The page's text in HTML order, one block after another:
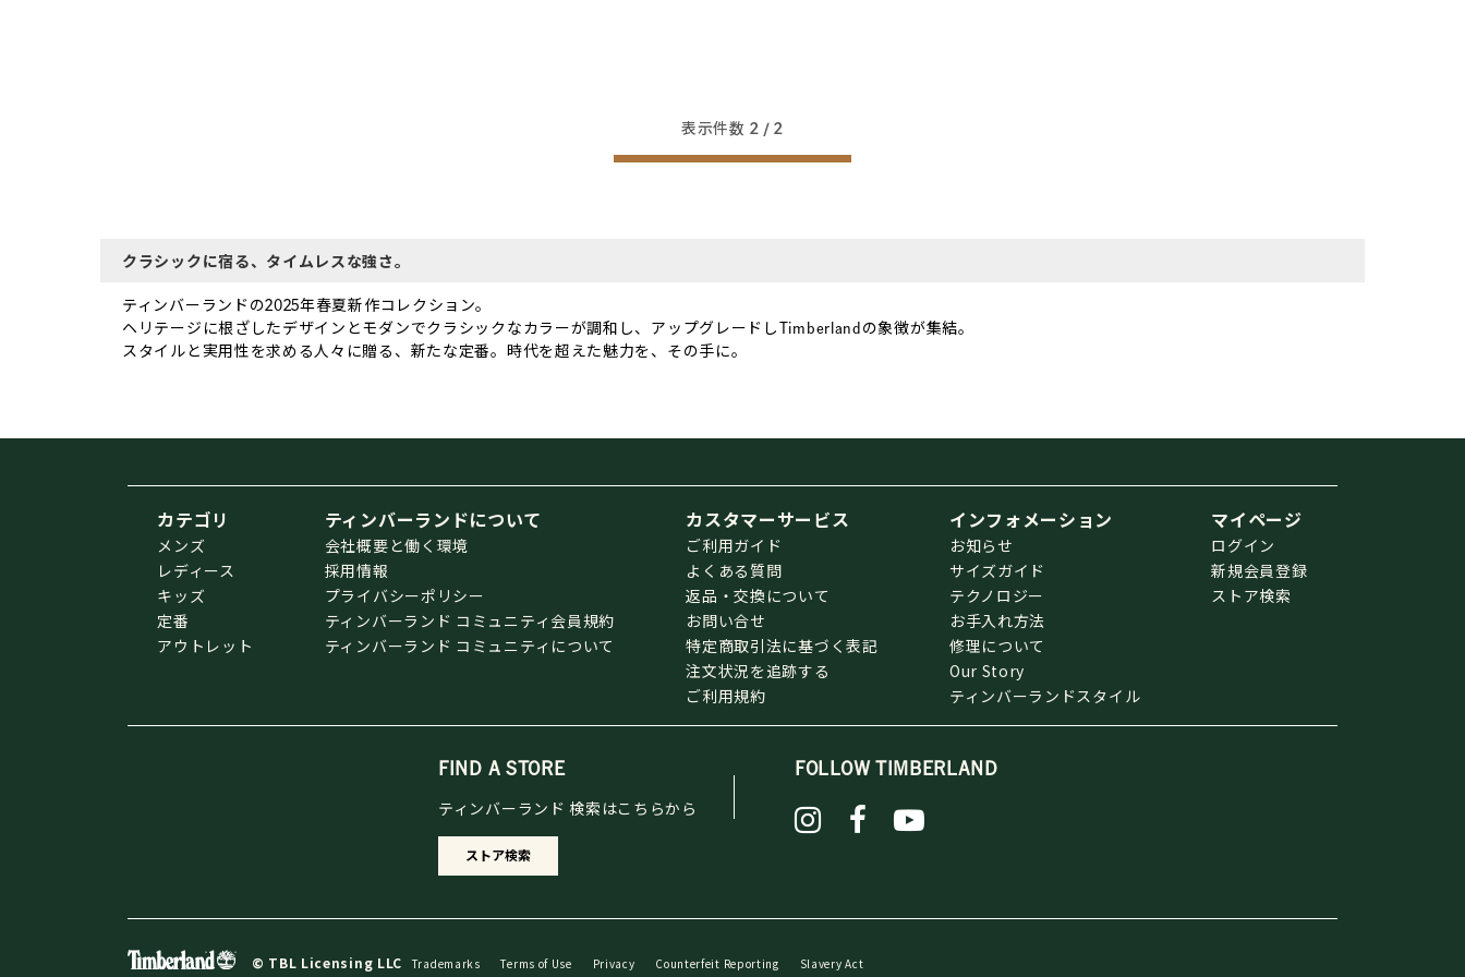
表示件数 2 / 2
クラシックに宿る、タイムレスな強さ。
ティンバーランドの2025年春夏新作コレクション。
ヘリテージに根ざしたデザインとモダンでクラシックなカラーが調和し、アップグレードしTimberlandの象徴が集結。
スタイルと実用性を求める人々に贈る、新たな定番。時代を超えた魅力を、その手に。
カテゴリ
メンズ
レディース
キッズ
定番
アウトレット
ティンバーランドについて
会社概要と働く環境
採用情報
プライバシーポリシー
ティンバーランド コミュニティ会員規約
ティンバーランド コミュニティについて
カスタマーサービス
ご利用ガイド
よくある質問
返品・交換について
お問い合せ
特定商取引法に基づく表記
注文状況を追跡する
ご利用規約
インフォメーション
お知らせ
サイズガイド
テクノロジー
お手入れ方法
修理について
Our Story
ティンバーランドスタイル
マイページ
ログイン
新規会員登録
ストア検索
FIND A STORE
ティンバーランド 検索はこちらから
ストア検索
FOLLOW TIMBERLAND
© TBL Licensing LLC Trademarks Terms of Use Privacy Counterfeit Reporting Slavery Act